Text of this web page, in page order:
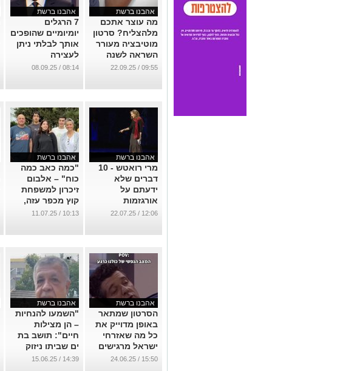
אהבנו ברשת
מה עוצר אתכם
מלהצליח? סרטון
מוטיבציה מעורר
השראה לשנה
החדשה
09:55 / 22.09.25
אהבנו ברשת
7 הרגלים
יומיומיים שהופכים
אותך לבלתי ניתן
לעצירה
...
08:14 / 08.09.25
אהבנו ברשת
מרי רואטש - 10
דברים שלא
ידעתם על
אורגזמות
...
12:06 / 22.07.25
אהבנו ברשת
"כמה כאב כמה
כוח" – אלבום
זיכרון למשפחת
קוץ מכפר עזה,
שנרצחו ב־7
חמאס
10:13 / 11.07.25
אהבנו ברשת
הסרטון שמתאר
באופן מדוייק את
כל מה שאזרחי
ישראל מרגישים
כעת
15:50 / 24.06.25
אהבנו ברשת
"השמעו להנחיות
– הן מצילות
חיים": תושב בת
ים שביתו ניזוק
מספר כיצד ניצל
14:39 / 15.06.25